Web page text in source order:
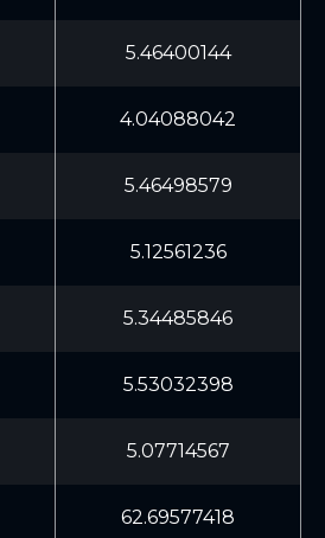
5.46400144
4.04088042
5.46498579
5.12561236
5.34485846
5.53032398
5.07714567
62.69577418